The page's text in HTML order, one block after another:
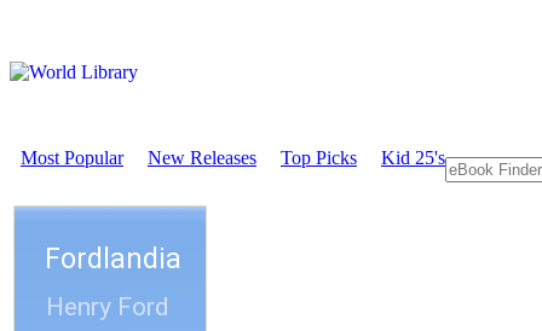
Most Popular New Releases Top Picks Kid 25's